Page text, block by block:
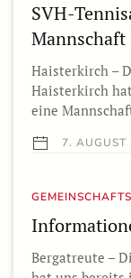
SVH-
Haisterkirch –
Haisterkirch
eine
7. AUGUST
Bergatreute –